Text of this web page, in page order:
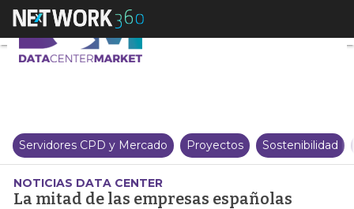
La mitad de las empresas
Servidores CPD y Mercado Proyectos Sostenibilidad
NOTICIAS DATA CENTER
La mitad de las empresas españolas